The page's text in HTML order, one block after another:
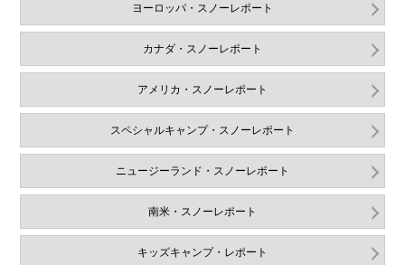
ヨーロッパ・スノーレポート
カナダ・スノーレポート
アメリカ・スノーレポート
スペシャルキャンプ・スノーレポート
ニュージーランド・スノーレポート
南米・スノーレポート
キッズキャンプ・レポート